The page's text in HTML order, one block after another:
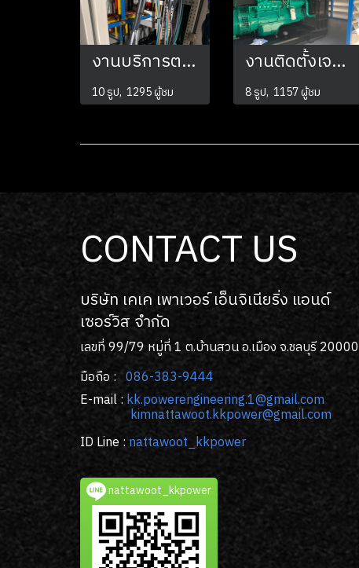
งานบริการตรวจสอบระบบไฟฟ้า บำรุงรักษาหม้อแปลงไฟฟ้า
10 รูป, 1295 ผู้ชม
งานติดตั้งเจนเนอเรเตอร์ ขนาด 250Kva
8 รูป, 1157 ผู้ชม
CONTACT US
บริษัท เคเค เพาเวอร์ เอ็นจิเนียริ่ง แอนด์
เซอร์วิส จํากัด
เลขที่ 99/79 หมู่ที่ 1 ต.บ้านสวน อ.เมือง จ.ชลบุรี 20000
มือถือ :086-383-9444
E-mail : kk.powerengineering.1@gmail.com
kimnattawoot.kkpower@gmail.com
ID Line : nattawoot_kkpower
nattawoot_kkpower